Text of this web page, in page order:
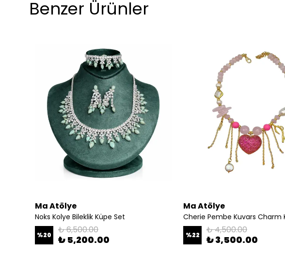
Benzer Ürünler
Ma Atölye
Noks Kolye Bileklik Küpe Set
%20 ₺ 6,500.00
₺ 5,200.00
Ma Atölye
Cherie Pembe Kuvars Charm
%22 ₺ 4,500.00
₺ 3,500.00